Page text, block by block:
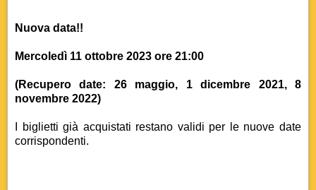
Nuova data!!
Mercoledì 11 ottobre 2023 ore 21:00
(Recupero date: 26 maggio, 1 dicembre 2021, 8
novembre 2022)
I biglietti già acquistati restano validi per le nuove date
corrispondenti.